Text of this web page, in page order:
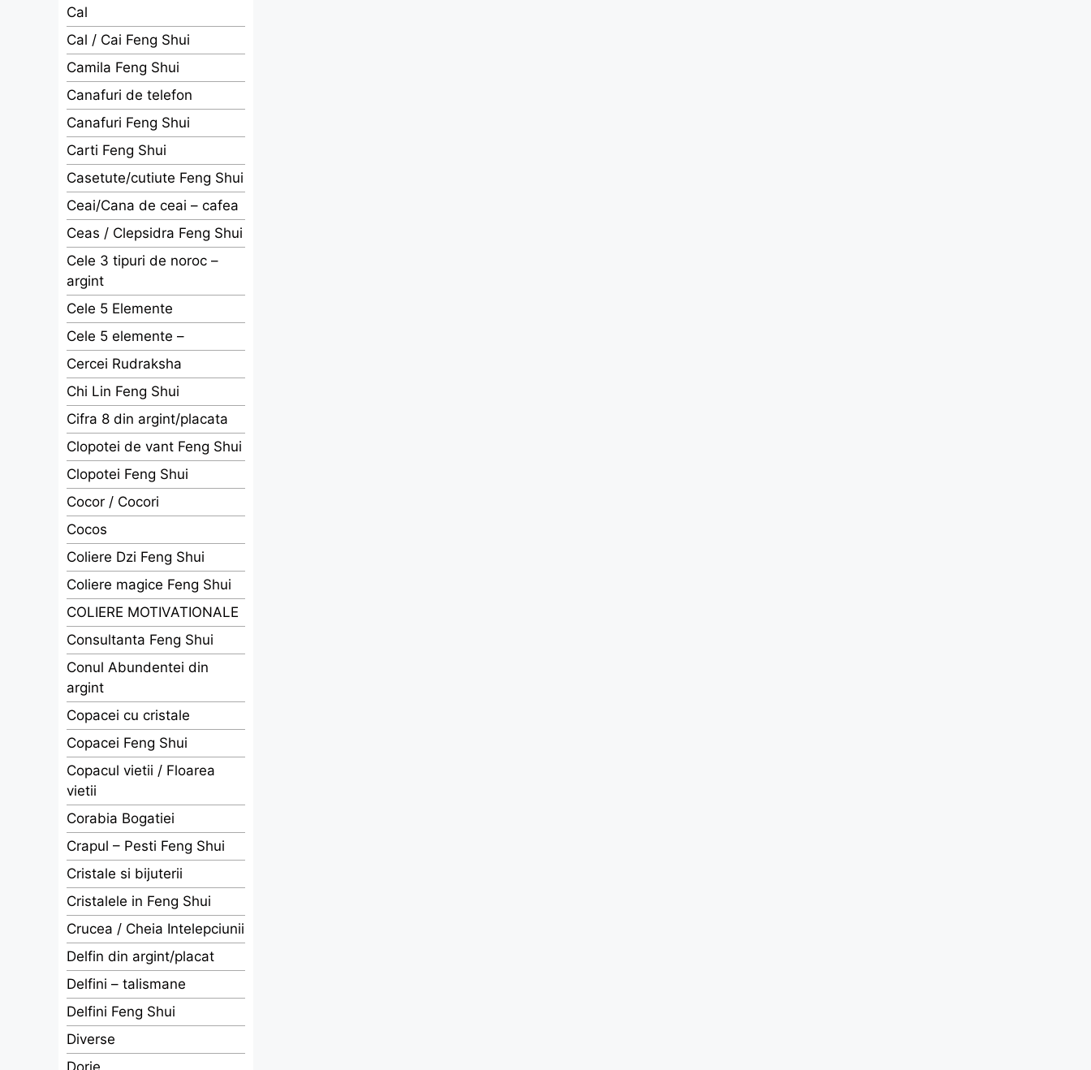
Cal
Cal / Cai Feng Shui
Camila Feng Shui
Canafuri de telefon
Canafuri Feng Shui
Carti Feng Shui
Casetute/cutiute Feng Shui
Ceai/Cana de ceai – cafea
Ceas / Clepsidra Feng Shui
Cele 3 tipuri de noroc –
argint
Cele 5 Elemente
Cele 5 elemente –
Cercei Rudraksha
Chi Lin Feng Shui
Cifra 8 din argint/placata
Clopotei de vant Feng Shui
Clopotei Feng Shui
Cocor / Cocori
Cocos
Coliere Dzi Feng Shui
Coliere magice Feng Shui
COLIERE MOTIVATIONALE
Consultanta Feng Shui
Conul Abundentei din
argint
Copacei cu cristale
Copacei Feng Shui
Copacul vietii / Floarea
vietii
Corabia Bogatiei
Crapul – Pesti Feng Shui
Cristale si bijuterii
Cristalele in Feng Shui
Crucea / Cheia Intelepciunii
Delfin din argint/placat
Delfini – talismane
Delfini Feng Shui
Diverse
Dorje